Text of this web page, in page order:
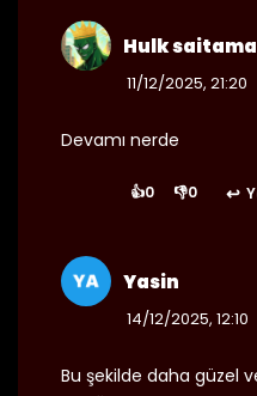
Hulk saitama
11/12/2025, 21:20
Devamı nerde
👍0 👎0
Yasin
14/12/2025, 12:10
Bu şekilde daha güzel